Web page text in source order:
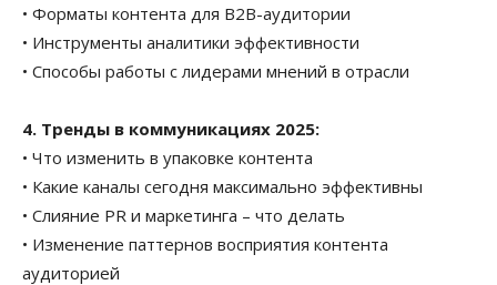
• Форматы контента для B2B-аудитории
• Инструменты аналитики эффективности
• Способы работы с лидерами мнений в отрасли
4. Тренды в коммуникациях 2025:
• Что изменить в упаковке контента
• Какие каналы сегодня максимально эффективны
• Слияние PR и маркетинга – что делать
• Изменение паттернов восприятия контента
аудиторией